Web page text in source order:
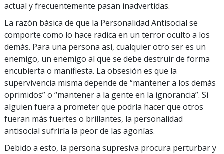
actual y frecuentemente pasan inadvertidas.
La razón básica de que la Personalidad Antisocial se
comporte como lo hace radica en un terror oculto a los
demás. Para una persona así, cualquier otro ser es un
enemigo, un enemigo al que se debe destruir de forma
encubierta o manifiesta. La obsesión es que la
supervivencia misma depende de “mantener a los demás
oprimidos” o “mantener a la gente en la ignorancia”. Si
alguien fuera a prometer que podría hacer que otros
fueran más fuertes o brillantes, la personalidad
antisocial sufriría la peor de las agonías.
Debido a esto, la persona supresiva procura perturbar y